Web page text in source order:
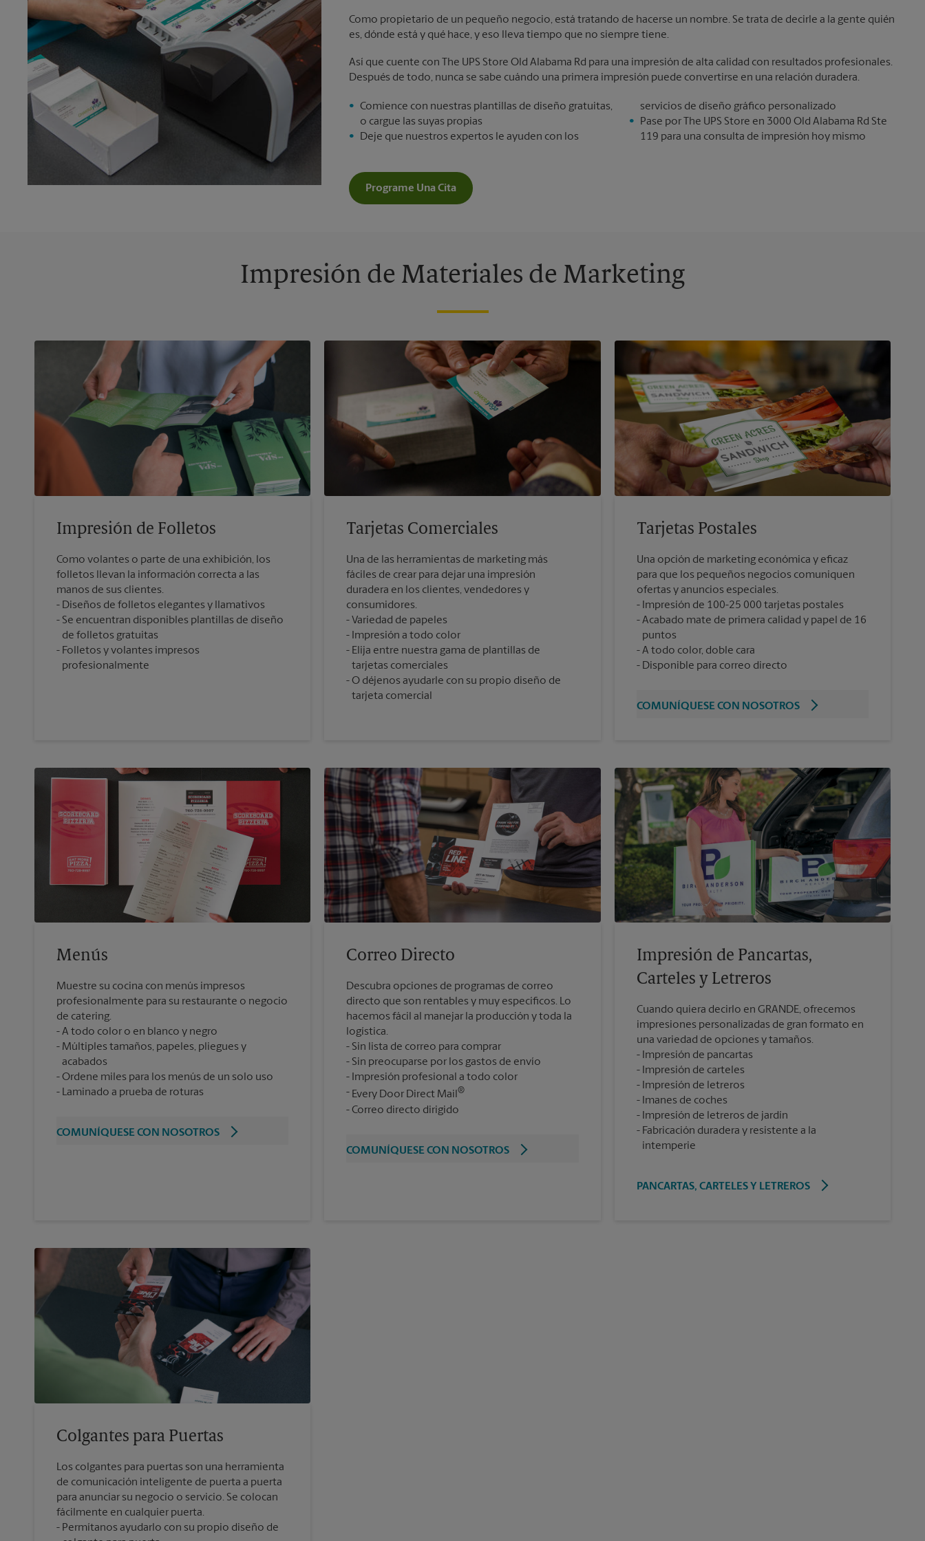
Como propietario de un pequeño negocio, está tratando de hacerse un nombre. Se trata de decirle a la gente quién
es, dónde está y qué hace, y eso lleva tiempo que no siempre tiene.
Así que cuente con The UPS Store Old Alabama Rd para una impresión de alta calidad con resultados profesionales.
Después de todo, nunca se sabe cuándo una primera impresión puede convertirse en una relación duradera.
Comience con nuestras plantillas de diseño gratuitas,
o cargue las suyas propias
Deje que nuestros expertos le ayuden con los
servicios de diseño gráfico personalizado
Pase por The UPS Store en 3000 Old Alabama Rd Ste
119 para una consulta de impresión hoy mismo
Programe Una Cita
Impresión de Materiales de Marketing
Impresión de Folletos
Como volantes o parte de una exhibición, los
folletos llevan la información correcta a las
manos de sus clientes.
Diseños de folletos elegantes y llamativos
Se encuentran disponibles plantillas de diseño
de folletos gratuitas
Folletos y volantes impresos
profesionalmente
Tarjetas Comerciales
Una de las herramientas de marketing más
fáciles de crear para dejar una impresión
duradera en los clientes, vendedores y
consumidores.
Variedad de papeles
Impresión a todo color
Elija entre nuestra gama de plantillas de
tarjetas comerciales
O déjenos ayudarle con su propio diseño de
tarjeta comercial
Tarjetas Postales
Una opción de marketing económica y eficaz
para que los pequeños negocios comuniquen
ofertas y anuncios especiales.
Impresión de 100-25 000 tarjetas postales
Acabado mate de primera calidad y papel de 16
puntos
A todo color, doble cara
Disponible para correo directo
COMUNÍQUESE CON NOSOTROS
Menús
Muestre su cocina con menús impresos
profesionalmente para su restaurante o negocio
de catering.
A todo color o en blanco y negro
Múltiples tamaños, papeles, pliegues y
acabados
Ordene miles para los menús de un solo uso
Laminado a prueba de roturas
COMUNÍQUESE CON NOSOTROS
Correo Directo
Descubra opciones de programas de correo
directo que son rentables y muy específicos. Lo
hacemos fácil al manejar la producción y toda la
logística.
Sin lista de correo para comprar
Sin preocuparse por los gastos de envío
Impresión profesional a todo color
Every Door Direct Mail®
Correo directo dirigido
COMUNÍQUESE CON NOSOTROS
Impresión de Pancartas,
Carteles y Letreros
Cuando quiera decirlo en GRANDE, ofrecemos
impresiones personalizadas de gran formato en
una variedad de opciones y tamaños.
Impresión de pancartas
Impresión de carteles
Impresión de letreros
Imanes de coches
Impresión de letreros de jardín
Fabricación duradera y resistente a la
intemperie
PANCARTAS, CARTELES Y LETREROS
Colgantes para Puertas
Los colgantes para puertas son una herramienta
de comunicación inteligente de puerta a puerta
para anunciar su negocio o servicio. Se colocan
fácilmente en cualquier puerta.
Permítanos ayudarlo con su propio diseño de